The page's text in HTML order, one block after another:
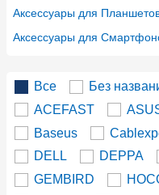
Аксессуары для
Аксессуары для
Все
Без
ACEFAST
Baseus
DELL
DEPPA
GEMBIRD